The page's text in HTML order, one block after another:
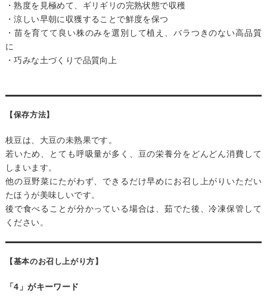
・熟度を見極めて、ギリギリの完熟状態で収穫
・涼しい早朝に収獲することで鮮度を保つ
・苗を育てて良い株のみを選別して植え、バラつきのない高品質
に
・巧みな土づくりで品質向上
【保存方法】
枝豆は、大豆の未熟果です。
若いため、とても呼吸量が多く、豆の栄養分をどんどん消費して
しまいます。
他の豆野菜にたがわず、できるだけ早めにお召し上がりいただい
たほうが美味しいです。
後で食べることが分かっている場合は、茹でた後、冷凍保管して
ください。
【基本のお召し上がり方】
「4」がキーワード